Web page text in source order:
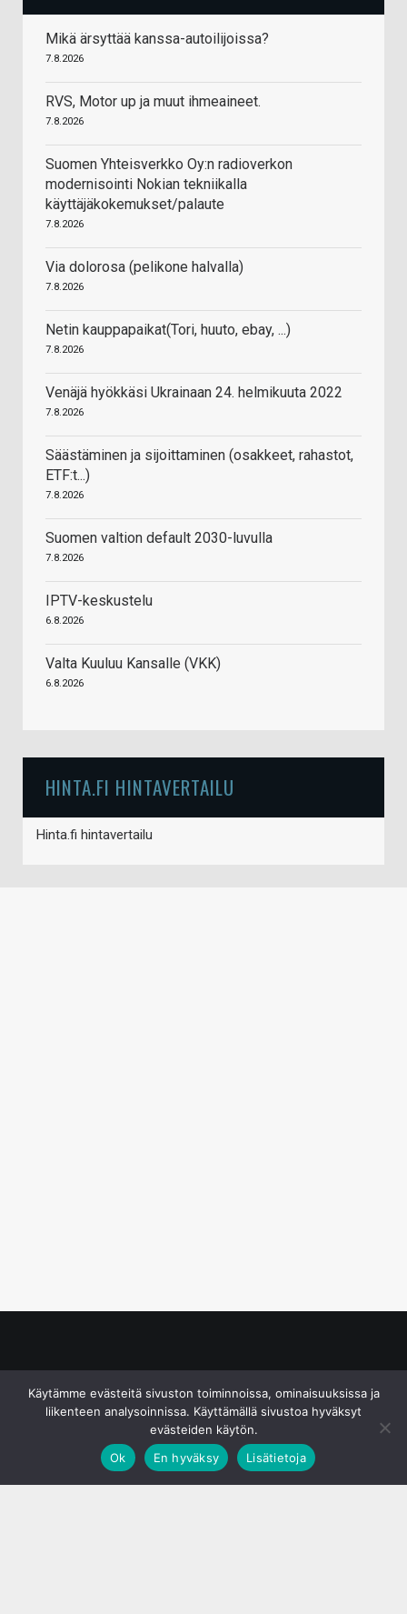
Mikä ärsyttää kanssa-autoilijoissa?
7.8.2026
RVS, Motor up ja muut ihmeaineet.
7.8.2026
Suomen Yhteisverkko Oy:n radioverkon
modernisointi Nokian tekniikalla
käyttäjäkokemukset/palaute
7.8.2026
Via dolorosa (pelikone halvalla)
7.8.2026
Netin kauppapaikat(Tori, huuto, ebay, ...)
7.8.2026
Venäjä hyökkäsi Ukrainaan 24. helmikuuta 2022
7.8.2026
Säästäminen ja sijoittaminen (osakkeet, rahastot,
ETF:t...)
7.8.2026
Suomen valtion default 2030-luvulla
7.8.2026
IPTV-keskustelu
6.8.2026
Valta Kuuluu Kansalle (VKK)
6.8.2026
HINTA.FI HINTAVERTAILU
Hinta.fi hintavertailu
Käytämme evästeitä sivuston toiminnoissa, ominaisuuksissa ja
liikenteen analysoinnissa. Käyttämällä sivustoa hyväksyt
evästeiden käytön.
Ok
En hyväksy Lisätietoja